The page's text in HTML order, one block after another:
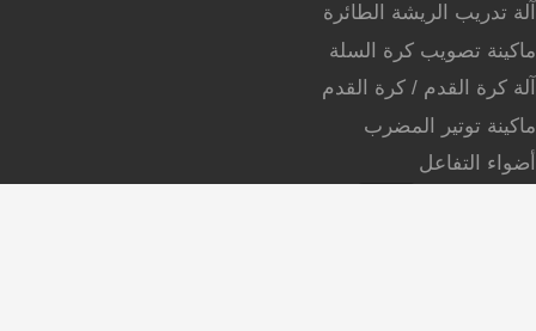
آلة تدريب الريشة الطائرة
ماكينة تصويب كرة السلة
آلة كرة القدم / كرة القدم
ماكينة توتير المضرب
أضواء التفاعل